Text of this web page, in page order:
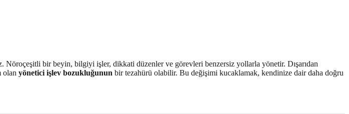
Nöroçeşitli bir beyin, bilgiyi işler, dikkati düzenler ve görevleri benzersiz yollarla yönetir. Dışarıdan
olan yönetici işlev bozukluğunun bir tezahürü olabilir. Bu değişimi kucaklamak, kendinize dair daha doğru